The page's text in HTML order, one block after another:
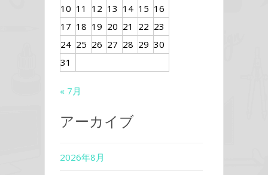
10 11 12 13 14 15 16
17 18 19 20 21 22 23
24 25 26 27 28 29 30
31
« 7月
アーカイブ
2026年8月